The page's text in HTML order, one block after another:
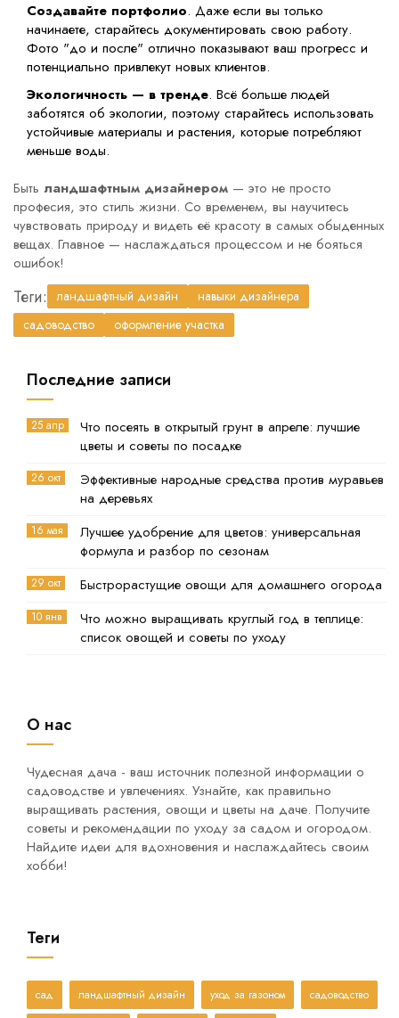
Создавайте портфолио. Даже если вы только
начинаете, старайтесь документировать свою работу.
Фото "до и после" отлично показывают ваш прогресс и
потенциально привлекут новых клиентов.
Экологичность — в тренде. Всё больше людей
заботятся об экологии, поэтому старайтесь использовать
устойчивые материалы и растения, которые потребляют
меньше воды.
Быть ландшафтным дизайнером — это не просто
професия, это стиль жизни. Со временем, вы научитесь
чувствовать природу и видеть её красоту в самых обыденных
вещах. Главное — наслаждаться процессом и не бояться
ошибок!
Теги: ландшафтный дизайн
навыки дизайнера
садоводство
оформление участка
Последние записи
25 апр
Что посеять в открытый грунт в апреле: лучшие
цветы и советы по посадке
26 окт
Эффективные народные средства против муравьев
на деревьях
16 мая
Лучшее удобрение для цветов: универсальная
формула и разбор по сезонам
29 окт Быстрорастущие овощи для домашнего огорода
10 янв
Что можно выращивать круглый год в теплице:
список овощей и советы по уходу
О нас
Чудесная дача - ваш источник полезной информации о
садоводстве и увлечениях. Узнайте, как правильно
выращивать растения, овощи и цветы на даче. Получите
советы и рекомендации по уходу за садом и огородом.
Найдите идеи для вдохновения и наслаждайтесь своим
хобби!
Теги
сад ландшафтный дизайн уход за газоном садоводство